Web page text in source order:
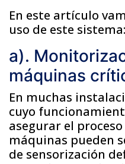
En este artículo
uso de este sistema:
a).
máquinas
En muchas
cuyo
asegurar el
máquinas pueden
de sensorización